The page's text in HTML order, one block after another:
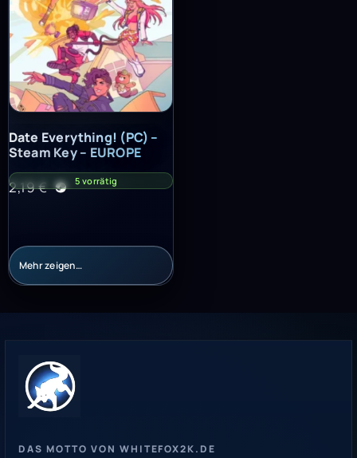
Date Everything! (PC) – Steam Key – EUROPE
Date Everything! (PC) –
Steam Key – EUROPE
2,19€ 5 vorrätig
Mehr zeigen…
DAS MOTTO VON WHITEFOX2K.DE